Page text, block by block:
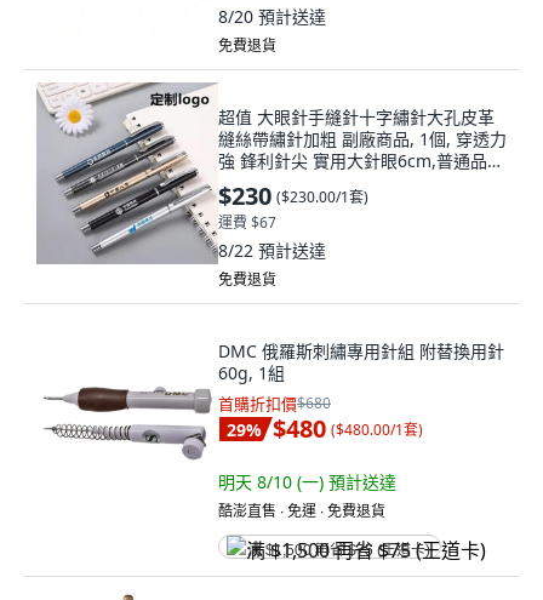
8/20 預計送達
免費退貨
超值 大眼針手縫針十字繡針大孔皮革
縫絲帶繡針加粗 副廠商品, 1個, 穿透力
強 鋒利針尖 實用大針眼6cm,普通品
質-堅固耐用 1個裝 穿針費力
$230 ($230.00/1套)
運費 $67
8/22 預計送達
免費退貨
DMC 俄羅斯刺繡專用針組 附替換用針
60g, 1組
首購折扣價$680
29% $480 ($480.00/1套)
明天 8/10 (一) 預計送達
酷澎直售 ∙ 免運 ∙ 免費退貨
满 $1,500 再省 $75 (王道卡)